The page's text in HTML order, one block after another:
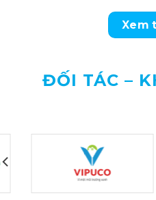
Xem
ĐỐI TÁC –